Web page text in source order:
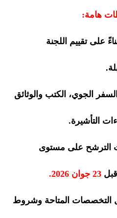
هامة:
على تقييم اللجنة
الجوي، الكتب والوثائق
التأشيرة.
الترشح على مستوى
23 جوان 2026.
التخصصات المتاحة وشروط